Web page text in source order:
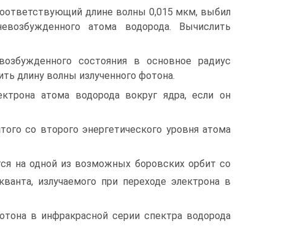
длине волны 0,015 мкм, выбил
атома водорода. Вычислить
состояния в основное радиус
длину волны излученного фотона.
атома водорода вокруг ядра, если он
со второго энергетического уровня атома
на одной из возможных боровских орбит со
излучаемого при переходе электрона в
в инфракрасной серии спектра водорода